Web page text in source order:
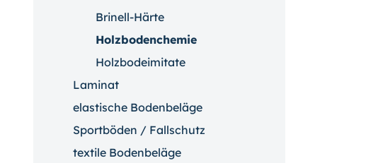
Brinell-Härte
Holzbodenchemie
Holzbodeimitate
Laminat
elastische Bodenbeläge
Sportböden / Fallschutz
textile Bodenbeläge